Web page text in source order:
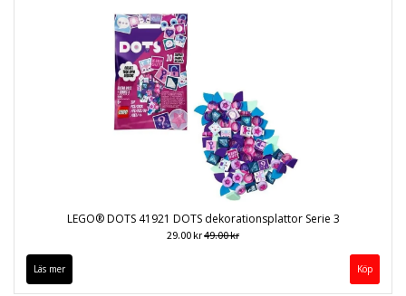
LEGO® DOTS 41921 DOTS dekorationsplattor Serie 3
29.00 kr49.00 kr
Läs mer